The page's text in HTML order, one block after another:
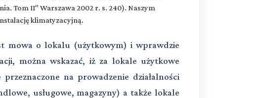
Tom II" Warszawa 2002 r. s. 240). Naszym
klimatyzacyjną.
mowa o lokalu (użytkowym) i wprawdzie
można wskazać, iż za lokale użytkowe
na prowadzenie działalności
usługowe, magazyny) a także lokale